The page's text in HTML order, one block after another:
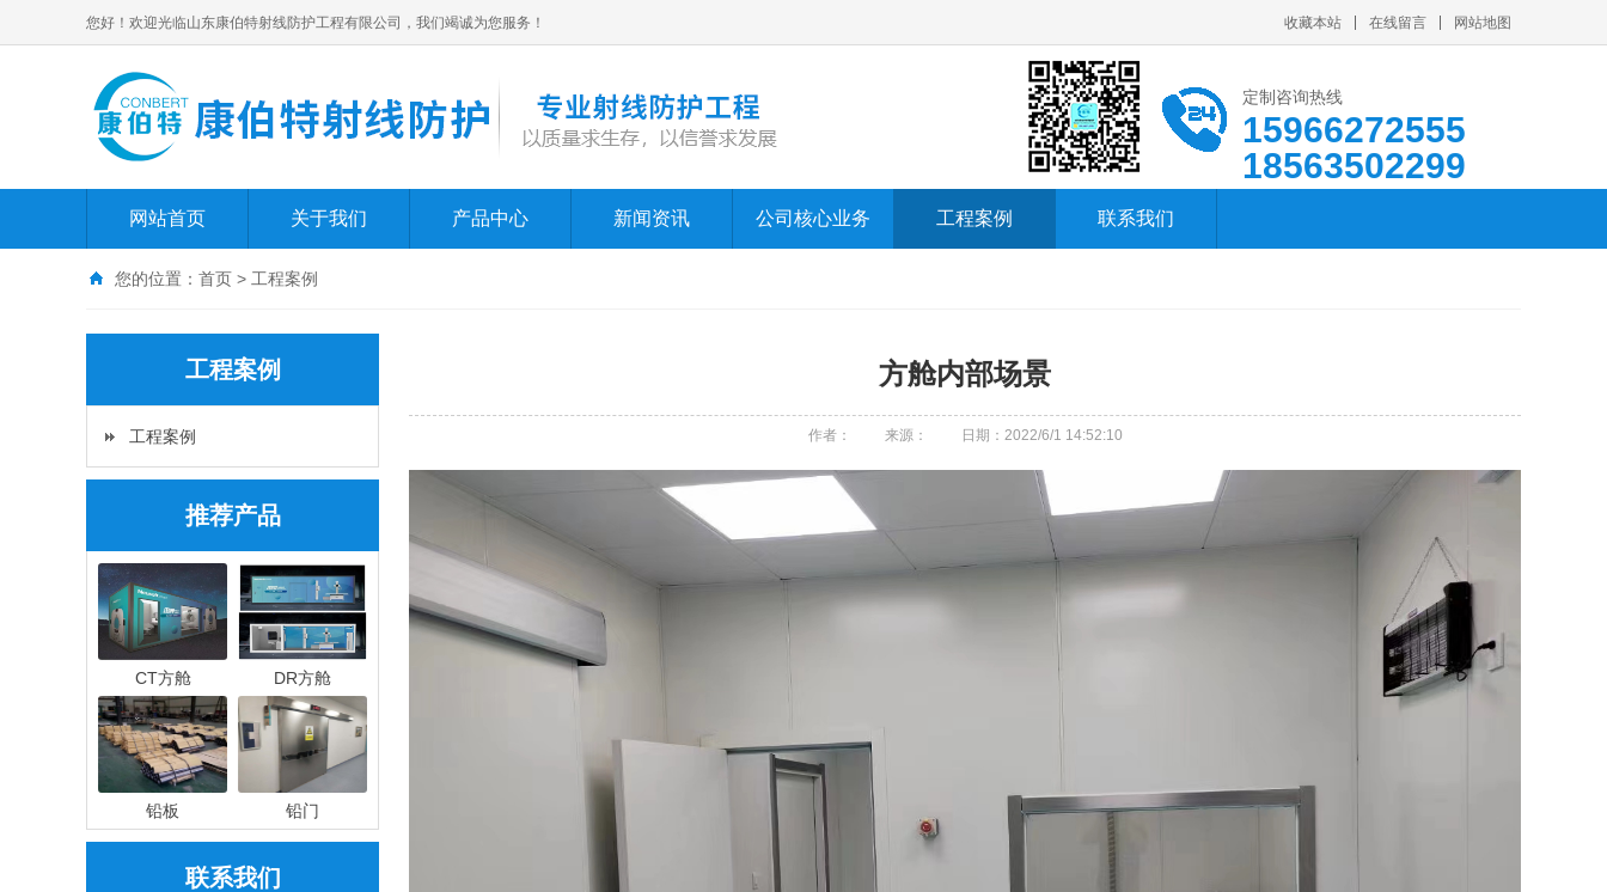
您好！欢迎光临山东康伯特射线防护工程有限公司，我们竭诚为您服务！ 收藏本站 在线留言 网站地图
定制咨询热线
15966272555
18563502299
网站首页 关于我们 产品中心 新闻资讯 公司核心业务 工程案例 联系我们
您的位置： 首页 > 工程案例
工程案例
工程案例
推荐产品
CT方舱 DR方舱
铅板 铅门
联系我们
方舱内部场景
作者： 来源： 日期：2022/6/1 14:52:10